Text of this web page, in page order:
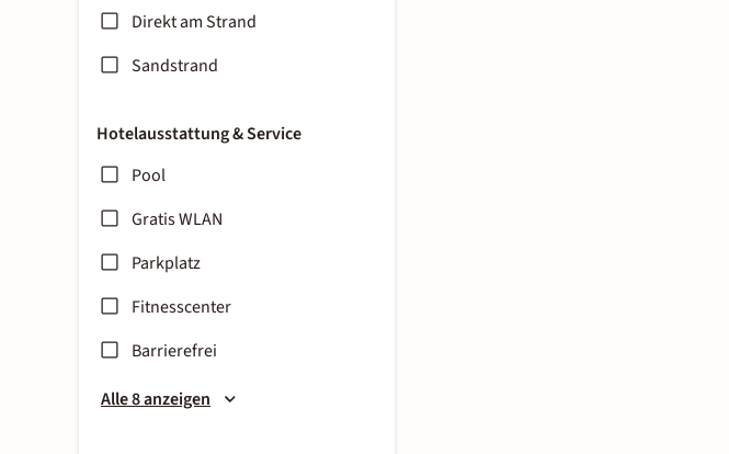
Direkt am Strand
Sandstrand
Hotelausstattung & Service
Pool
Gratis WLAN
Parkplatz
Fitnesscenter
Barrierefrei
Alle 8 anzeigen